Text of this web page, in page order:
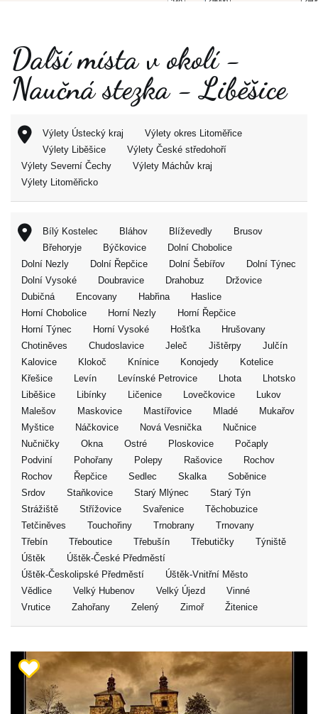
Další místa v okolí -
Naučná stezka - Liběšice
Výlety Ústecký kraj
Výlety okres Litoměřice
Výlety Liběšice
Výlety České středohoří
Výlety Severní Čechy
Výlety Máchův kraj
Výlety Litoměřicko
Bílý Kostelec Bláhov Blíževedly
Brusov
Břehoryje
Býčkovice
Dolní Chobolice
Dolní Nezly
Dolní Řepčice Dolní Šebířov
Dolní Týnec
Dolní Vysoké
Doubravice Drahobuz
Držovice
Dubičná
Encovany Habřina
Haslice
Horní Chobolice
Horní Nezly
Horní Řepčice
Horní Týnec
Horní Vysoké Hošťka
Hrušovany
Chotiněves
Chudoslavice Jeleč Jištěrpy
Julčín
Kalovice
Klokoč Knínice Konojedy
Kotelice
Křešice
Levín Levínské Petrovice Lhota
Lhotsko
Liběšice
Libínky Ličenice Lovečkovice
Lukov
Malešov
Maskovice Mastířovice Mladé
Mukařov
Myštice
Náčkovice Nová Vesnička
Nučnice
Nučničky
Okna Ostré Ploskovice
Počaply
Podviní
Pohořany Polepy Rašovice
Rochov
Rochov
Řepčice Sedlec Skalka
Soběnice
Srdov
Staňkovice Starý Mlýnec
Starý Týn
Strážiště
Střížovice Svařenice
Těchobuzice
Tetčiněves
Touchořiny Trnobrany
Trnovany
Třebín
Třeboutice Třebušín Třebutičky
Týniště
Úštěk
Úštěk-České Předměstí
Úštěk-Českolipské Předměstí
Úštěk-Vnitřní Město
Vědlice
Velký Hubenov Velký Újezd
Vinné
Vrutice
Zahořany Zelený Zimoř Žitenice